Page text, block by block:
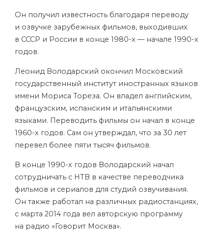
Он получил известность благодаря переводу
и озвучке зарубежных фильмов, выходивших
в СССР и России в конце 1980-х — начале 1990-х
годов.
Леонид Володарский окончил Московский
государственный институт иностранных языков
имени Мориса Тореза. Он владел английским,
французским, испанским и итальянскими
языками. Переводить фильмы он начал в конце
1960-х годов. Сам он утверждал, что за 30 лет
перевел более пяти тысяч фильмов.
В конце 1990-х годов Володарский начал
сотрудничать с НТВ в качестве переводчика
фильмов и сериалов для студий озвучивания.
Он также работал на различных радиостанциях,
с марта 2014 года вел авторскую программу
на радио «Говорит Москва».